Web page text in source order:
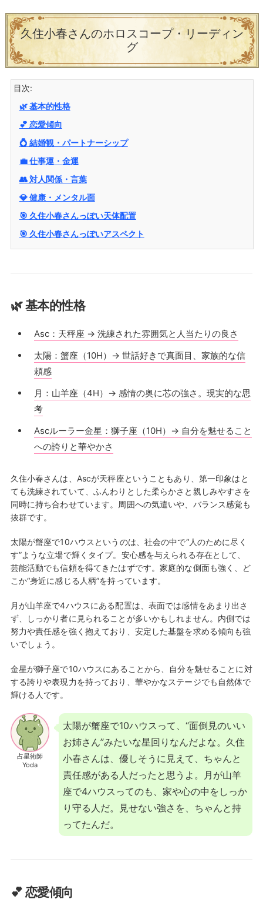
久住小春さんのホロスコープ・リーディン
グ
目次:
🌿 基本的性格
💕 恋愛傾向
💍 結婚観・パートナーシップ
💼 仕事運・金運
👥 対人関係・言葉
💎 健康・メンタル面
🎯 久住小春さんっぽい天体配置
🎯 久住小春さんっぽいアスペクト
🌿 基本的性格
Asc：天秤座 → 洗練された雰囲気と人当たりの良さ
太陽：蟹座（10H）→ 世話好きで真面目、家族的な信
頼感
月：山羊座（4H）→ 感情の奥に芯の強さ。現実的な思
考
Ascルーラー金星：獅子座（10H）→ 自分を魅せること
への誇りと華やかさ
久住小春さんは、Ascが天秤座ということもあり、第一印象はと
ても洗練されていて、ふんわりとした柔らかさと親しみやすさを
同時に持ち合わせています。周囲への気遣いや、バランス感覚も
抜群です。
太陽が蟹座で10ハウスというのは、社会の中で“人のために尽く
す”ような立場で輝くタイプ。安心感を与えられる存在として、
芸能活動でも信頼を得てきたはずです。家庭的な側面も強く、ど
こか“身近に感じる人柄”を持っています。
月が山羊座で4ハウスにある配置は、表面では感情をあまり出さ
ず、しっかり者に見られることが多いかもしれません。内側では
努力や責任感を強く抱えており、安定した基盤を求める傾向も強
いでしょう。
金星が獅子座で10ハウスにあることから、自分を魅せることに対
する誇りや表現力を持っており、華やかなステージでも自然体で
輝ける人です。
占星術師
Yoda
太陽が蟹座で10ハウスって、“面倒見のいい
お姉さん”みたいな星回りなんだよな。久住
小春さんは、優しそうに見えて、ちゃんと
責任感がある人だったと思うよ。月が山羊
座で4ハウスってのも、家や心の中をしっか
り守る人だ。見せない強さを、ちゃんと持
ってたんだ。
💕 恋愛傾向